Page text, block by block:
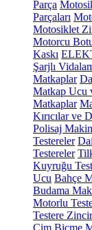
Parça
Parçaları
Motosiklet
Motorcu
Kaskı
Şarjlı
Matkaplar
Matkap Ucu
Matkaplar
Kırıcılar ve
Polisaj
Testereler
Testereler
Kuyruğu
Ucu Bahçe
Budama
Motorlu
Testere
Çim Biçme